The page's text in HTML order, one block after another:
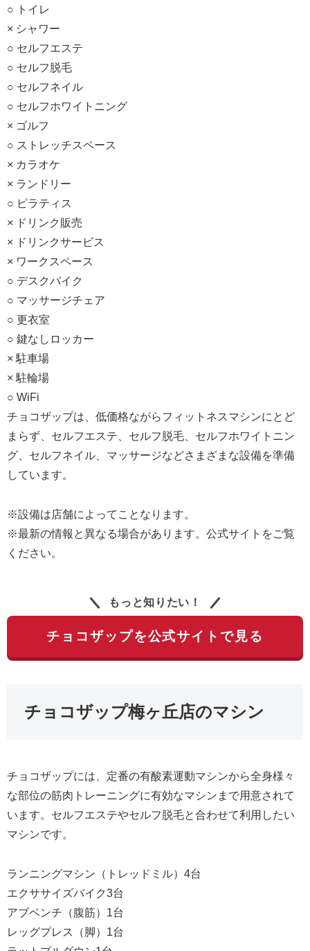
○ トイレ
× シャワー
○ セルフエステ
○ セルフ脱毛
○ セルフネイル
○ セルフホワイトニング
× ゴルフ
○ ストレッチスペース
× カラオケ
× ランドリー
○ ピラティス
× ドリンク販売
× ドリンクサービス
× ワークスペース
○ デスクバイク
○ マッサージチェア
○ 更衣室
○ 鍵なしロッカー
× 駐車場
× 駐輪場
○ WiFi
チョコザップは、低価格ながらフィットネスマシンにとど
まらず、セルフエステ、セルフ脱毛、セルフホワイトニン
グ、セルフネイル、マッサージなどさまざまな設備を準備
しています。
※設備は店舗によってことなります。
※最新の情報と異なる場合があります。公式サイトをご覧
ください。
もっと知りたい！
チョコザップを公式サイトで見る
チョコザップ梅ヶ丘店のマシン
チョコザップには、定番の有酸素運動マシンから全身様々
な部位の筋肉トレーニングに有効なマシンまで用意されて
います。セルフエステやセルフ脱毛と合わせて利用したい
マシンです。
ランニングマシン（トレッドミル）4台
エクササイズバイク3台
アブベンチ（腹筋）1台
レッグプレス（脚）1台